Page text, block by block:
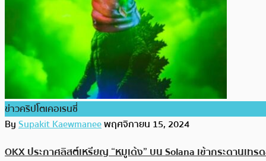
ข่าวคริปโตเคอเรนซี่
BySupakit Kaewmaneeพฤศจิกายน 15, 2024
OKX ประกาศลิสต์เหรียญ “หมูเด้ง” บน Solana เข้ากระดานเท